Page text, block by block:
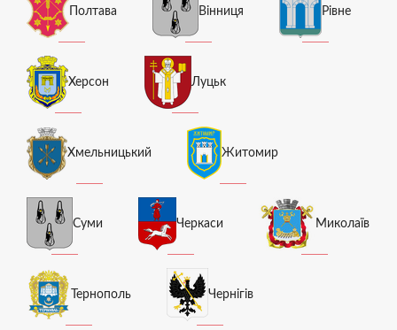
Полтава Вінниця Рівне
Херсон Луцьк
Хмельницький Житомир
Суми Черкаси Миколаїв
Тернополь Чернігів